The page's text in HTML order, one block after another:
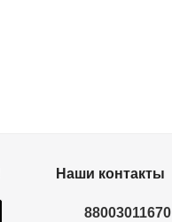
Наши контакты
88003011670